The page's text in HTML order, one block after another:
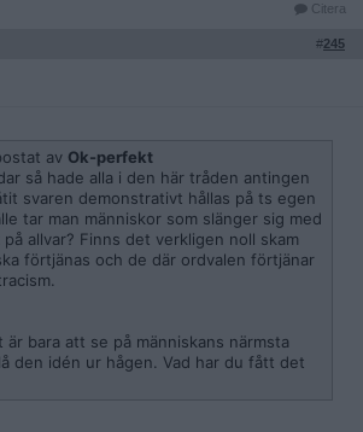
Citera
#245
av Ok-perfekt
så hade alla i den här tråden antingen
svaren demonstrativt hållas på ts egen
tar man människor som slänger sig med
allvar? Finns det verkligen noll skam
förtjänas och de där ordvalen förtjänar
bara att se på människans närmsta
den idén ur hågen. Vad har du fått det